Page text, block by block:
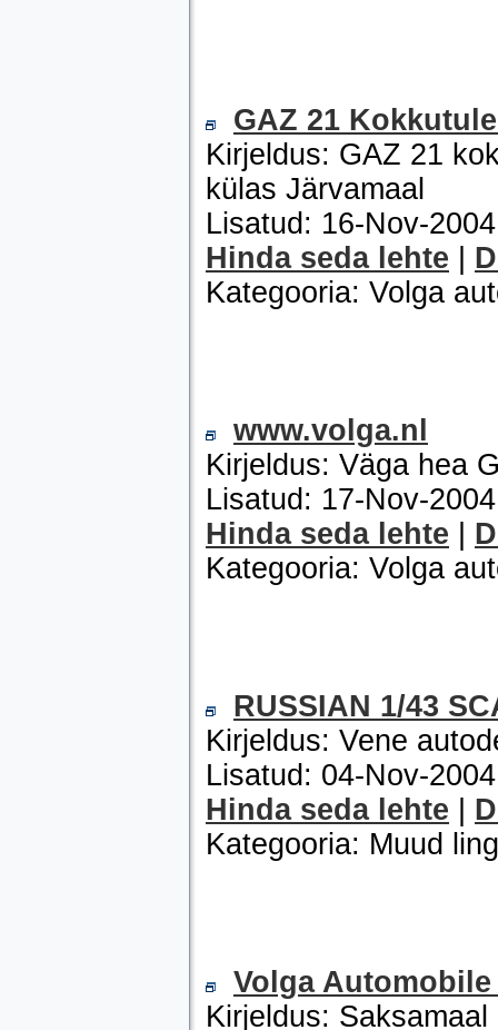
GAZ 21
Kirjeldus: GAZ 21
külas Järvamaal
Lisatud: 16-Nov-
Hinda seda lehte
Kategooria: Volga
www.volga.nl
Kirjeldus: Väga hea
Lisatud: 17-Nov-
Hinda seda lehte
Kategooria: Volga
RUSSIAN 1/43
Kirjeldus: Vene
Lisatud: 04-Nov-
Hinda seda lehte
Kategooria: Muud
Volga
Kirjeldus: